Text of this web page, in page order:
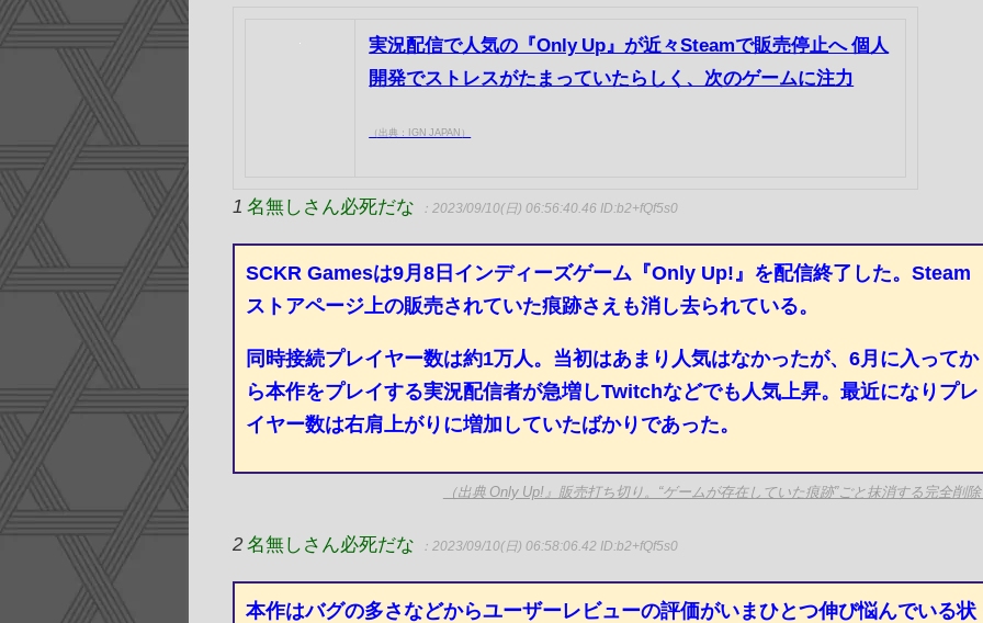
実況配信で人気の『Only Up』が近々Steamで販売停止へ 個人
開発でストレスがたまっていたらしく、次のゲームに注力
（出典：IGN JAPAN）
1 名無しさん必死だな ：2023/09/10(日) 06:56:40.46 ID:b2+fQf5s0
SCKR Gamesは9月8日インディーズゲーム『Only Up!』を配信終了した。Steam
ストアページ上の販売されていた痕跡さえも消し去られている。
同時接続プレイヤー数は約1万人。当初はあまり人気はなかったが、6月に入ってか
ら本作をプレイする実況配信者が急増しTwitchなどでも人気上昇。最近になりプレ
イヤー数は右肩上がりに増加していたばかりであった。
（出典 Only Up!』販売打ち切り。“ゲームが存在していた痕跡”ごと抹消する完全削
2 名無しさん必死だな ：2023/09/10(日) 06:58:06.42 ID:b2+fQf5s0
本作はバグの多さなどからユーザーレビューの評価がいまひとつ伸び悩んでいる状